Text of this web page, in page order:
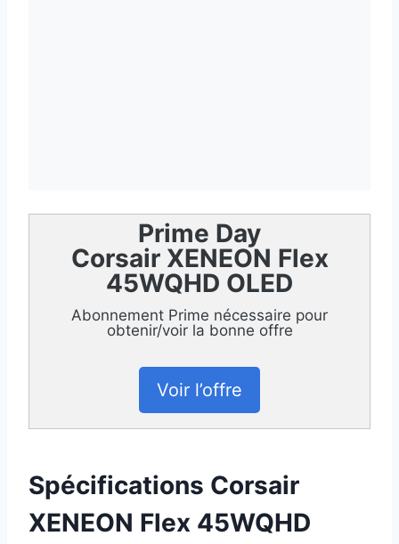
Prime Day
Corsair XENEON Flex
45WQHD OLED
Abonnement Prime nécessaire pour
obtenir/voir la bonne offre
Voir l’offre
Spécifications Corsair
XENEON Flex 45WQHD